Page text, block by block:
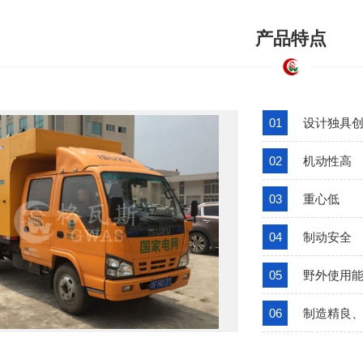
产品特点
设计独具
机动性高
重心低
制动安全
野外使用
制造精良